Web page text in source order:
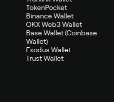
TokenPocket
Binance Wallet
OKX Web3 Wallet
Base Wallet (Coinbase
Wallet)
Exodus Wallet
Trust Wallet